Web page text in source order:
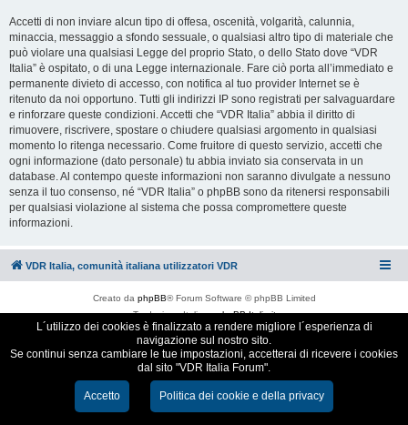
Accetti di non inviare alcun tipo di offesa, oscenità, volgarità, calunnia,
minaccia, messaggio a sfondo sessuale, o qualsiasi altro tipo di materiale che
può violare una qualsiasi Legge del proprio Stato, o dello Stato dove “VDR
Italia” è ospitato, o di una Legge internazionale. Fare ciò porta all’immediato e
permanente divieto di accesso, con notifica al tuo provider Internet se è
ritenuto da noi opportuno. Tutti gli indirizzi IP sono registrati per salvaguardare
e rinforzare queste condizioni. Accetti che “VDR Italia” abbia il diritto di
rimuovere, riscrivere, spostare o chiudere qualsiasi argomento in qualsiasi
momento lo ritenga necessario. Come fruitore di questo servizio, accetti che
ogni informazione (dato personale) tu abbia inviato sia conservata in un
database. Al contempo queste informazioni non saranno divulgate a nessuno
senza il tuo consenso, né “VDR Italia” o phpBB sono da ritenersi responsabili
per qualsiasi violazione al sistema che possa compromettere queste
informazioni.
VDR Italia, comunità italiana utilizzatori VDR
Creato da phpBB® Forum Software © phpBB Limited
Traduzione ItalianaphpBB-Italia.it
Cookie e Privacy
L´utilizzo dei cookies è finalizzato a rendere migliore l´esperienza di
navigazione sul nostro sito.
Se continui senza cambiare le tue impostazioni, accetterai di ricevere i cookies
dal sito "VDR Italia Forum".
Accetto Politica dei cookie e della privacy